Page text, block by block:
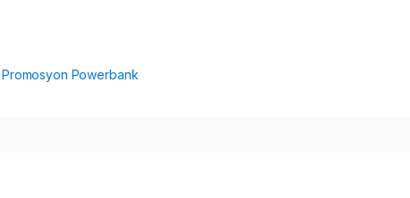
Promosyon Powerbank